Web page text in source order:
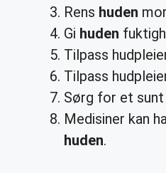
Rens huden
Gi huden
Tilpass
Tilpass
Sørg for et
Medisiner kan
huden.